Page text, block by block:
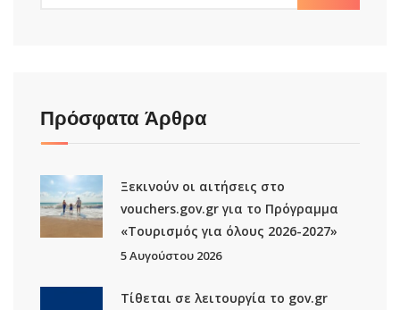
Πρόσφατα Άρθρα
Ξεκινούν οι αιτήσεις στο
vouchers.gov.gr για το Πρόγραμμα
«Τουρισμός για όλους 2026-2027»
5 Αυγούστου 2026
Τίθεται σε λειτουργία το gov.gr